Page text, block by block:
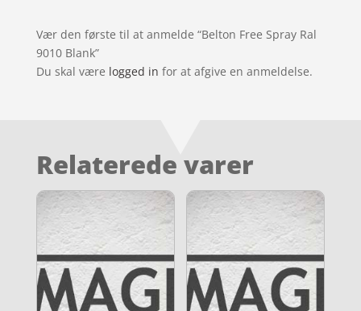
Vær den første til at anmelde “Belton Free Spray Ral
9010 Blank”
Du skal være logged in for at afgive en anmeldelse.
Relaterede varer